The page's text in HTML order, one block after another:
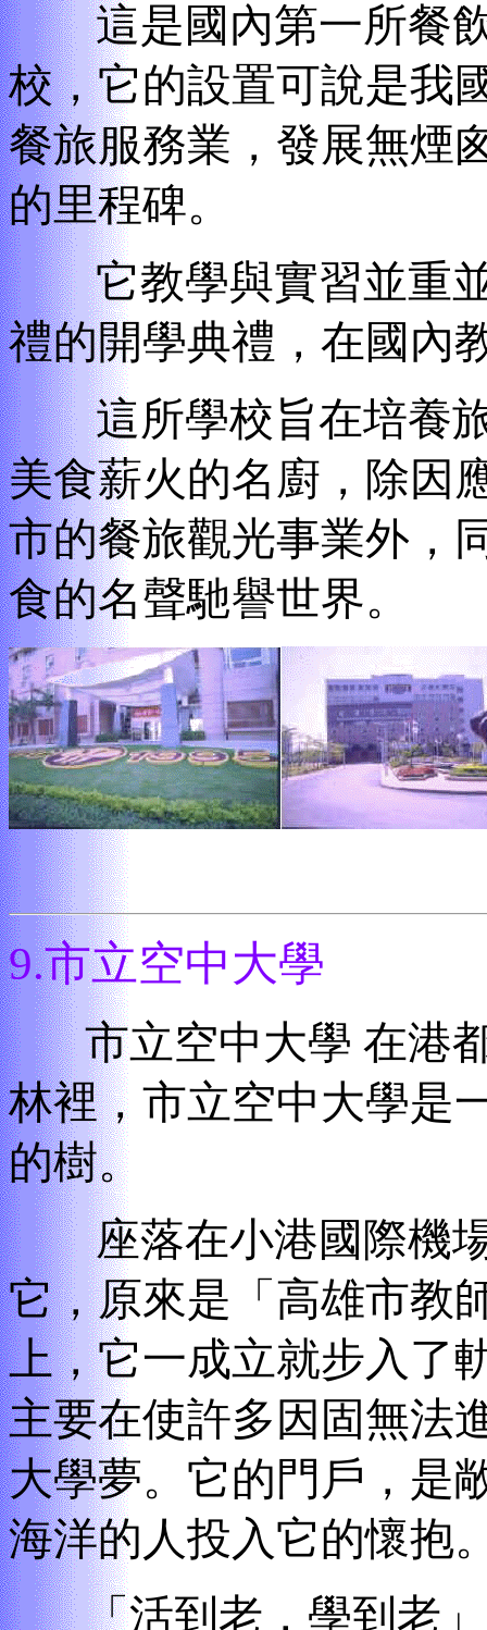
這是國內第一所餐
校，它的設置可說是我
餐旅服務業，發展無煙
的里程碑。
它教學與實習並重並
禮的開學典禮，在國內
這所學校旨在培養旅
美食薪火的名廚，除因
市的餐旅觀光事業外，
食的名聲馳譽世界。
9.市立空中大學
市立空中大學 在港
林裡，市立空中大學是
的樹。
座落在小港國際機
它，原來是「高雄市教
上，它一成立就步入了
主要在使許多因固無法
大學夢。它的門戶，是
海洋的人投入它的懷抱
「活到老，學到老」